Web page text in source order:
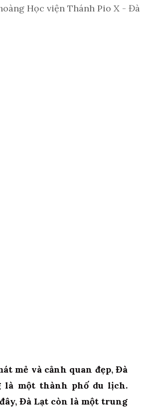
mẻ và cảnh quan đẹp, Đà
là một thành phố du lịch.
Đà Lạt còn là một trung